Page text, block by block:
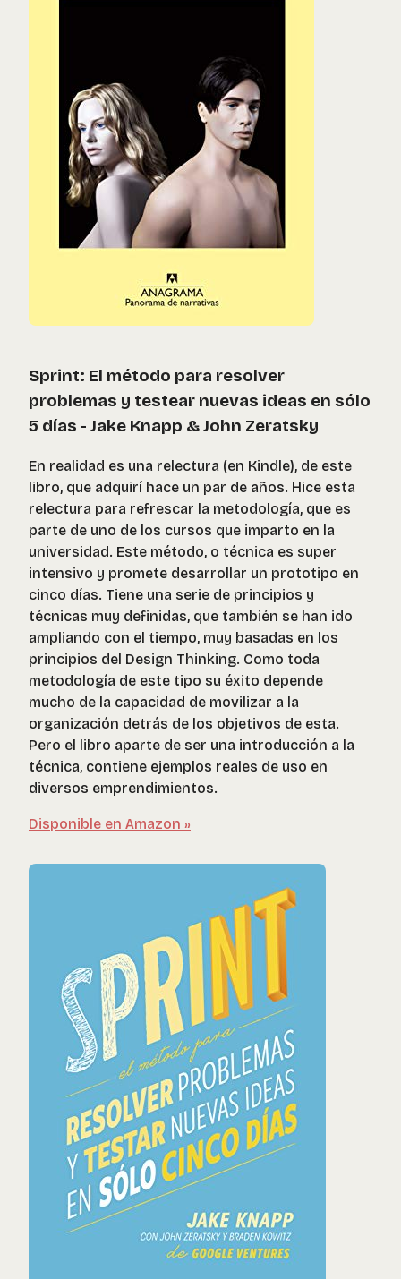
Sprint: El método para resolver
problemas y testear nuevas ideas en sólo
5 días - Jake Knapp & John Zeratsky
En realidad es una relectura (en Kindle), de este
libro, que adquirí hace un par de años. Hice esta
relectura para refrescar la metodología, que es
parte de uno de los cursos que imparto en la
universidad. Este método, o técnica es super
intensivo y promete desarrollar un prototipo en
cinco días. Tiene una serie de principios y
técnicas muy definidas, que también se han ido
ampliando con el tiempo, muy basadas en los
principios del Design Thinking. Como toda
metodología de este tipo su éxito depende
mucho de la capacidad de movilizar a la
organización detrás de los objetivos de esta.
Pero el libro aparte de ser una introducción a la
técnica, contiene ejemplos reales de uso en
diversos emprendimientos.
Disponible en Amazon »